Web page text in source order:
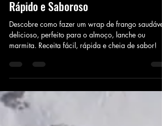
Wrap de Frango com Legumes – Leve,
Rápido e Saboroso
Descobre como fazer um wrap de frango saudável
delicioso, perfeito para o almoço, lanche ou